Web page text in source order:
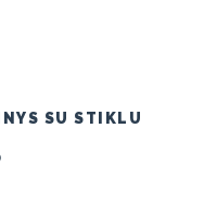
SU STIKLU